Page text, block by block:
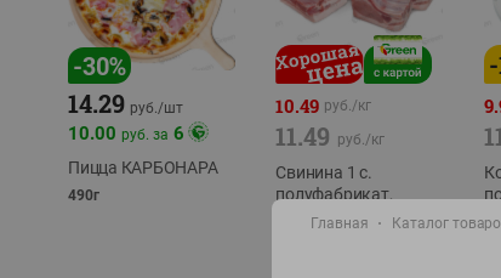
-30%
14.29 руб./шт
10.00 руб. за 6
Пицца КАРБОНАРА
490г
10.49 руб./кг
11.49 руб./кг
Свинина 1 с.
полуфабрикат,
охлажденный 1 кг
-
Главная Каталог